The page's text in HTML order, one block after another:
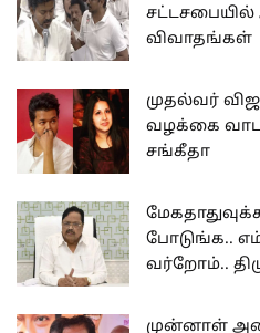
விவாதங்கள்
முதல்வர்
வழக்கை
சங்கீதா
போடுங்க..
வர்றோம்..
முன்னாள்